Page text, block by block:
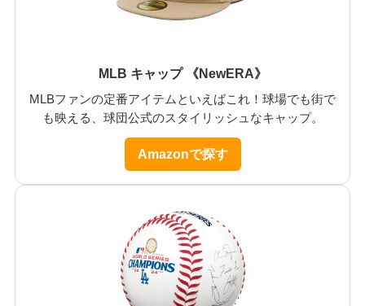
MLB キャップ 《NewERA》
MLBファンの定番アイテムといえばこれ！球場でも街で
も映える、球団公式のスタイリッシュなキャップ。
Amazonで探す